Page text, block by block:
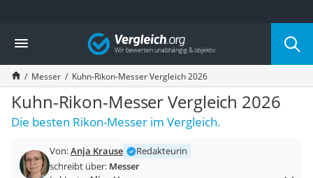
Die beliebtesten Vergleiche nach Kategorie
Haushalt
Wassersprudler
Zentralstaubsauger
Brotbackautomat
Wischroboter
Wäschespinne
Spülmaschinentabs
Akku-Staubsauger
Vergleich
Messer Kuhn-Rikon-Messer Vergleich 2026
Kuhn-Rikon-Messer Vergleich 2026
Die besten Rikon-Messer im Vergleich.
Von:Anja Krause
Redakteurin
schreibt über: Messer